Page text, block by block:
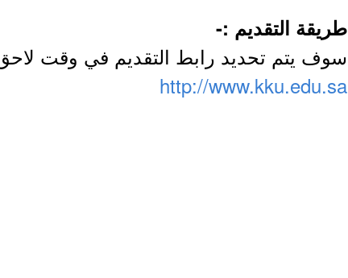
طريقة التقديم :-
سوف يتم تحديد رابط التقديم في وقت
http://www.kku.edu.sa